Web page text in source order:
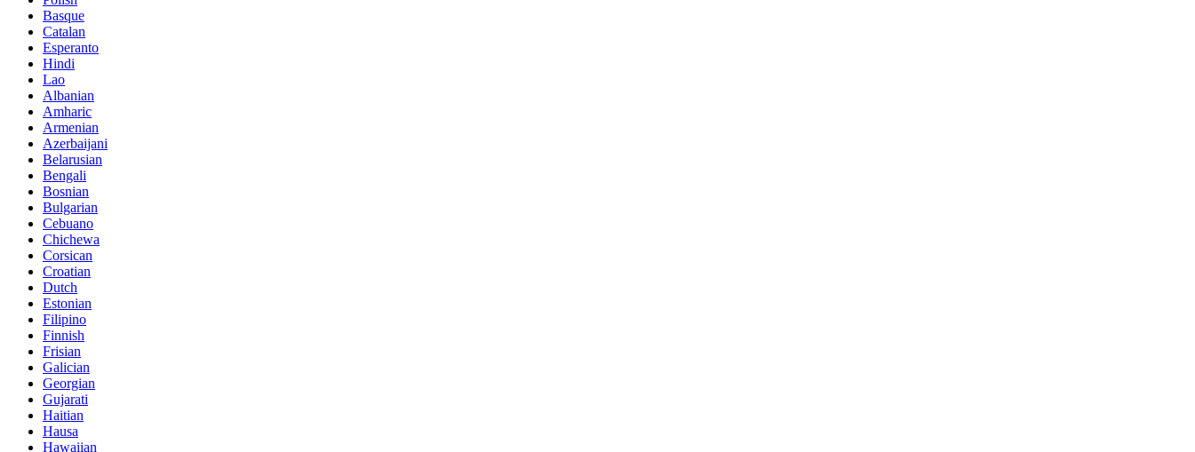
Basque
Catalan
Esperanto
Hindi
Lao
Albanian
Amharic
Armenian
Azerbaijani
Belarusian
Bengali
Bosnian
Bulgarian
Cebuano
Chichewa
Corsican
Croatian
Dutch
Estonian
Filipino
Finnish
Frisian
Galician
Georgian
Gujarati
Haitian
Hausa
Hawaiian